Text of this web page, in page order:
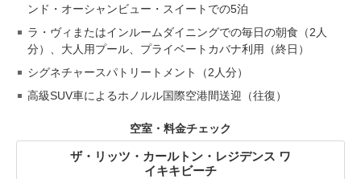
ンド・オーシャンビュー・スイートでの5泊
ラ・ヴィまたはインルームダイニングでの毎日の朝食（2人
分）、大人用プール、プライベートカバナ利用（終日）
シグネチャースパトリートメント（2人分）
高級SUV車によるホノルル国際空港間送迎（往復）
空室・料金チェック
ザ・リッツ・カールトン・レジデンス ワ
イキキビーチ